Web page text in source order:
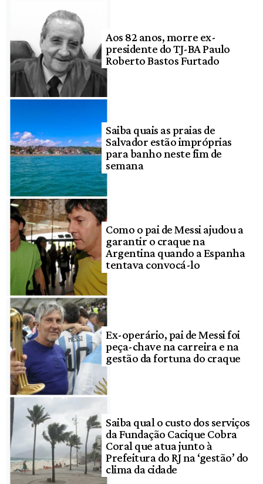
Aos 82 anos, morre ex-
presidente do TJ-BA Paulo
Roberto Bastos Furtado
Saiba quais as praias de
Salvador estão impróprias
para banho neste fim de
semana
Como o pai de Messi ajudou a
garantir o craque na
Argentina quando a Espanha
tentava convocá-lo
Ex-operário, pai de Messi foi
peça-chave na carreira e na
gestão da fortuna do craque
Saiba qual o custo dos serviços
da Fundação Cacique Cobra
Coral que atua junto à
Prefeitura do RJ na ‘gestão’ do
clima da cidade